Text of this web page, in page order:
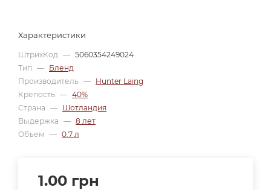
Характеристики
ШтрихКод — 5060354249024
Тип — Бленд
Производитель — Hunter Laing
Крепость — 40%
Страна — Шотландия
Выдержка — 8 лет
Объем — 0.7 л
1.00 грн